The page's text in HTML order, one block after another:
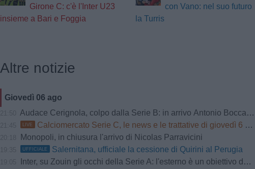
Girone C: c'è l'Inter U23
insieme a Bari e Foggia
con Vano: nel suo futuro
la Turris
Altre notizie
Giovedì 06 ago
Audace Cerignola, colpo dalla Serie B: in arrivo Antonio Boccadamo dalla Virtus Entella
LIVE Calciomercato Serie C, le news e le trattative di giovedì 6 agosto | LIVE
Monopoli, in chiusura l'arrivo di Nicolas Parravicini
UFFICIALE Salernitana, ufficiale la cessione di Quirini al Perugia
Inter, su Zouin gli occhi della Serie A: l'esterno è un obiettivo del Parma